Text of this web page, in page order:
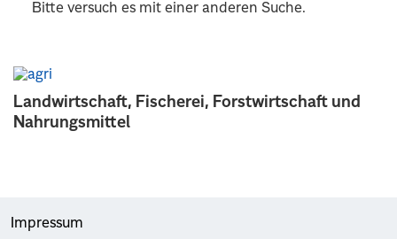
Landwirtschaft, Fischerei, Forstwirtschaft und
Nahrungsmittel
Bitte versuch es mit einer anderen Suche.
Impressum